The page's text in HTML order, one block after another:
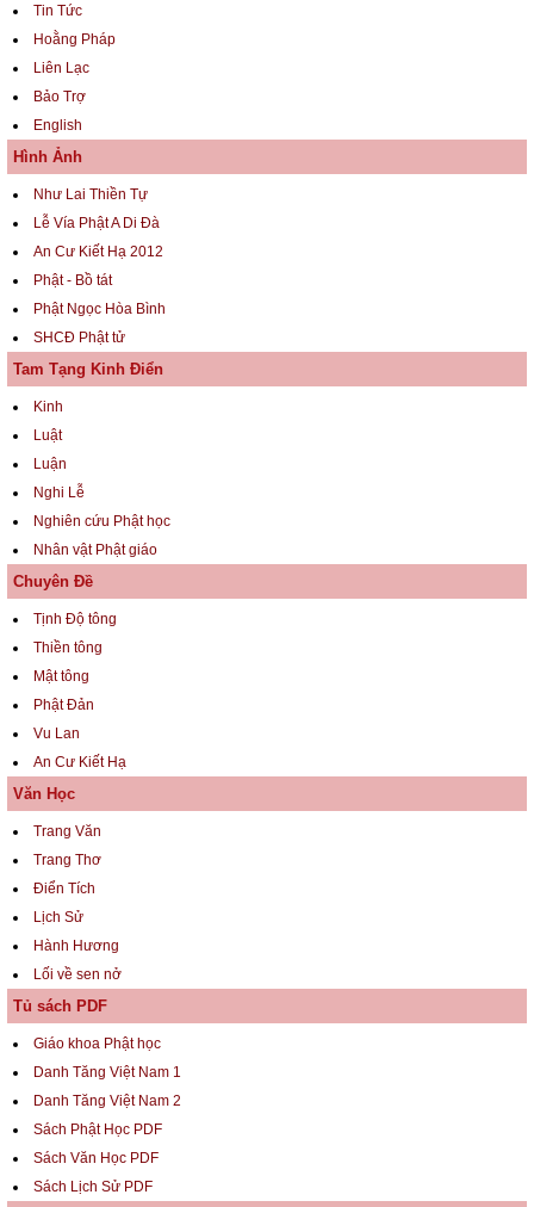
Tin Tức
Hoằng Pháp
Liên Lạc
Bảo Trợ
English
Hình Ảnh
Như Lai Thiền Tự
Lễ Vía Phật A Di Đà
An Cư Kiết Hạ 2012
Phật - Bồ tát
Phật Ngọc Hòa Bình
SHCĐ Phật tử
Tam Tạng Kinh Điển
Kinh
Luật
Luận
Nghi Lễ
Nghiên cứu Phật học
Nhân vật Phật giáo
Chuyên Đề
Tịnh Độ tông
Thiền tông
Mật tông
Phật Đản
Vu Lan
An Cư Kiết Hạ
Văn Học
Trang Văn
Trang Thơ
Điển Tích
Lịch Sử
Hành Hương
Lối về sen nở
Tủ sách PDF
Giáo khoa Phật học
Danh Tăng Việt Nam 1
Danh Tăng Việt Nam 2
Sách Phật Học PDF
Sách Văn Học PDF
Sách Lịch Sử PDF